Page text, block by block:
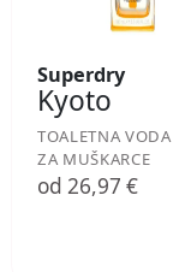
Superdry
Kyoto
TOALETNA VODA
ZA MUŠKARCE
od 26,97 €